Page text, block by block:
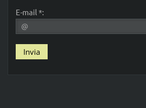
E-mail *: